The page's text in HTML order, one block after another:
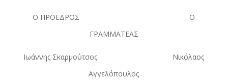
Ο ΠΡΟΕΔΡΟΣ Ο
ΓΡΑΜΜΑΤΕΑΣ
Ιωάννης Σκαρμούτσος Νικόλαος
Αγγελόπουλος